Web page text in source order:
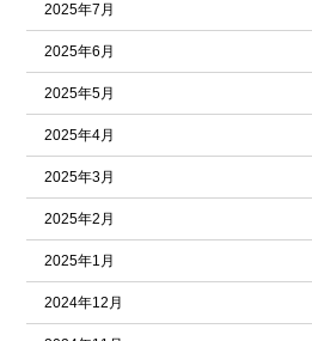
2025年7月
2025年6月
2025年5月
2025年4月
2025年3月
2025年2月
2025年1月
2024年12月